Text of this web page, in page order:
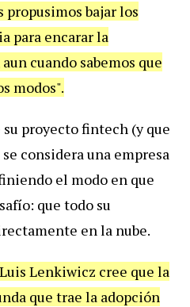
bajar los
para encarar la
cuando sabemos que
modos".
proyecto fintech (y que
considera una empresa
el modo en que
que todo su
en la nube.
Lenkiwicz cree que la
que trae la adopción